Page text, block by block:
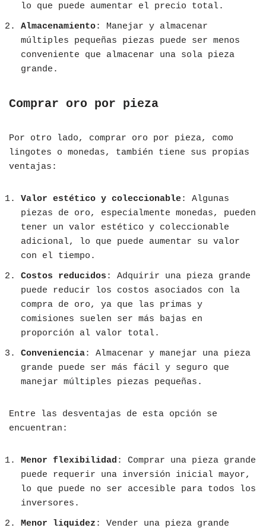
lo que puede aumentar el precio total.
Almacenamiento: Manejar y almacenar
múltiples pequeñas piezas puede ser menos
conveniente que almacenar una sola pieza
grande.
Comprar oro por pieza
Por otro lado, comprar oro por pieza, como
lingotes o monedas, también tiene sus propias
ventajas:
Valor estético y coleccionable: Algunas
piezas de oro, especialmente monedas, pueden
tener un valor estético y coleccionable
adicional, lo que puede aumentar su valor
con el tiempo.
Costos reducidos : Adquirir una pieza grande
puede reducir los costos asociados con la
compra de oro, ya que las primas y
comisiones suelen ser más bajas en
proporción al valor total.
Conveniencia: Almacenar y manejar una pieza
grande puede ser más fácil y seguro que
manejar múltiples piezas pequeñas.
Entre las desventajas de esta opción se
encuentran:
Menor flexibilidad : Comprar una pieza grande
puede requerir una inversión inicial mayor,
lo que puede no ser accesible para todos los
inversores.
Menor liquidez : Vender una pieza grande